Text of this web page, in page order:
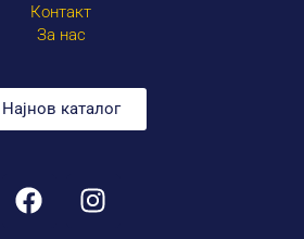
Контакт
За нас
Најнов каталог